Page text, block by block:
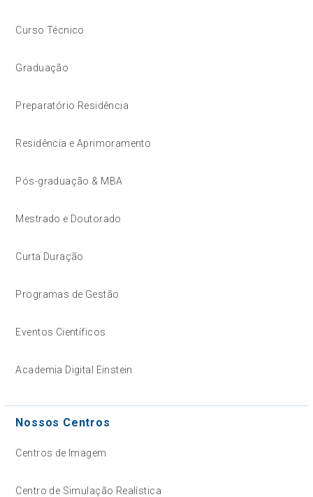
Curso Técnico
Graduação
Preparatório Residência
Residência e Aprimoramento
Pós-graduação & MBA
Mestrado e Doutorado
Curta Duração
Programas de Gestão
Eventos Científicos
Academia Digital Einstein
Nossos Centros
Centros de Imagem
Centro de Simulação Realística